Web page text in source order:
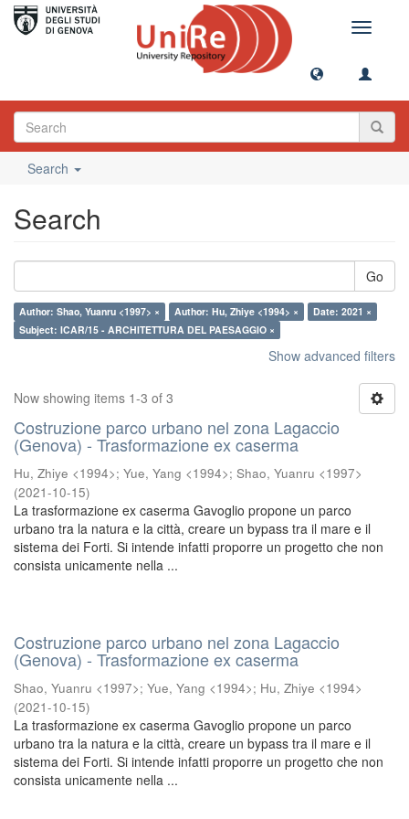
Toggle
Search
Search
Go
Author: Shao, Yuanru <1997> × Author: Hu, Zhiye <1994> ×
Date: 2021 ×
Subject: ICAR/15 - ARCHITETTURA DEL PAESAGGIO ×
Show advanced filters
Now showing items 1-3 of 3
Costruzione parco urbano nel zona Lagaccio
(Genova) - Trasformazione ex caserma
Hu, Zhiye <1994>; Yue, Yang <1994>; Shao, Yuanru <1997>
(2021-10-15)
La trasformazione ex caserma Gavoglio propone un parco
urbano tra la natura e la città, creare un bypass tra il mare e il
sistema dei Forti. Si intende infatti proporre un progetto che non
consista unicamente nella ...
Costruzione parco urbano nel zona Lagaccio
(Genova) - Trasformazione ex caserma
Shao, Yuanru <1997>; Yue, Yang <1994>; Hu, Zhiye <1994>
(2021-10-15)
La trasformazione ex caserma Gavoglio propone un parco
urbano tra la natura e la città, creare un bypass tra il mare e il
sistema dei Forti. Si intende infatti proporre un progetto che non
consista unicamente nella ...